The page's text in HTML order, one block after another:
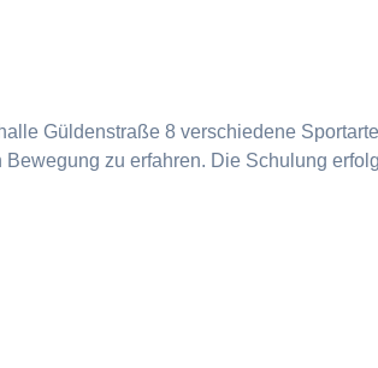
Güldenstraße 8 verschiedene
zu erfahren. Die Schulung